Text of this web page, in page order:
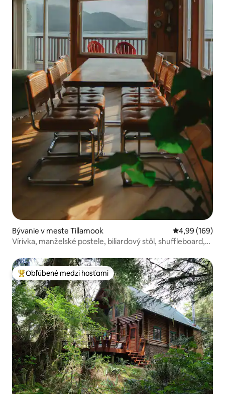
Bývanie v meste Tillamook Priemerné
4,99 (169)
Vírivka, manželské postele, biliardový stôl, shuffleboard,
Najobľúbenejšie medzi hosťami
Obľúbené medzi hosťami